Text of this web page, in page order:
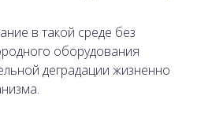
в такой среде без
оборудования
деградации жизненно